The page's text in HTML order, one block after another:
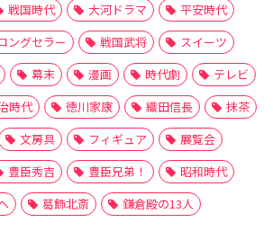
戦国時代 大河ドラマ
平安時代
ングセラー 戦国武将
スイーツ
幕末 漫画 時代劇
テレビ
時代 徳川家康 織田信長
抹茶
文房具 フィギュア
展覧会
豊臣秀吉 豊臣兄弟！
昭和時代
葛飾北斎 鎌倉殿の13人